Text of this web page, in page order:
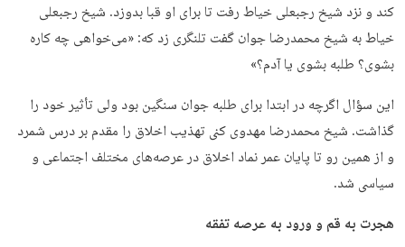
کند و نزد شیخ رجبعلی خیاط رفت تا برای او قبا بدوزد. شیخ رجبعلی
خیاط به شیخ محمدرضا جوان گفت تلنگری زد که: «می‌خواهی چه کاره
بشوی؟ طلبه بشوی یا آدم؟»
این سؤال اگرچه در ابتدا برای طلبه جوان سنگین بود ولی تأثیر خود را
گذاشت. شیخ محمدرضا مهدوی کنی تهذیب اخلاق را مقدم بر درس شمرد
و از همین رو تا پایان عمر نماد اخلاق در عرصه‌های مختلف اجتماعی و
سیاسی شد.
هجرت به قم و ورود به عرصه تفقه